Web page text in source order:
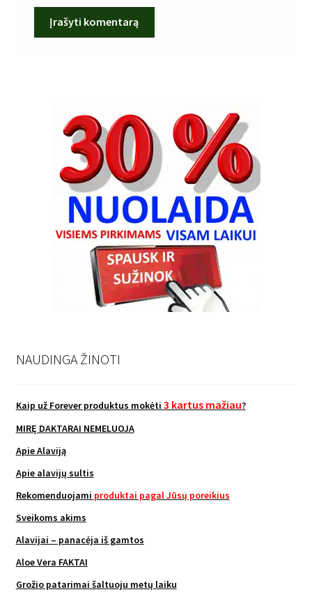
NAUDINGA ŽINOTI
Kaip už Forever produktus mokėti 3 kartus mažiau?
MIRĘ DAKTARAI NEMELUOJA
Apie Alaviją
Apie alavijų sultis
Rekomenduojami produktai pagal Jūsų poreikius
Sveikoms akims
Alavijai – panacėja iš gamtos
Aloe Vera FAKTAI
Grožio patarimai šaltuoju metų laiku